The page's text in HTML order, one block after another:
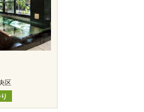
区